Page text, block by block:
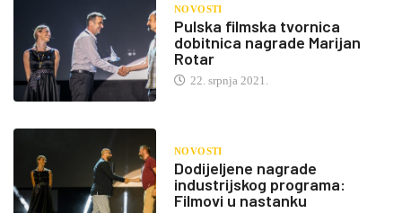
NOVOSTI
Pulska filmska tvornica
dobitnica nagrade Marijan
Rotar
22. srpnja 2021.
NOVOSTI
Dodijeljene nagrade
industrijskog programa:
Filmovi u nastanku